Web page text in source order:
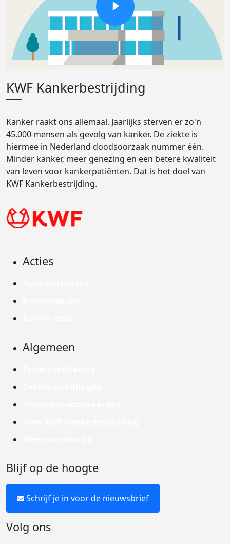
KWF Kankerbestrijding
Kanker raakt ons allemaal. Jaarlijks sterven er zo'n
45.000 mensen als gevolg van kanker. De ziekte is
hiermee in Nederland doodsoorzaak nummer één.
Minder kanker, meer genezing en een betere kwaliteit
van leven voor kankerpatiënten. Dat is het doel van
KWF Kankerbestrijding.
Acties
Algemeen
Blijf op de hoogte
Schrijf je in voor de nieuwsbrief
Volg ons